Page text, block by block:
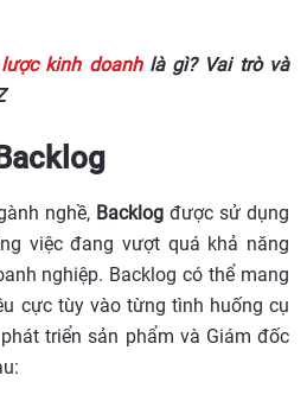
lược kinh doanhlà gì? Vai trò và
nghề, Backlog được sử dụng
việc đang vượt quá khả năng
nghiệp. Backlog có thể mang
cực tùy vào từng tình huống cụ
triển sản phẩm và Giám đốc